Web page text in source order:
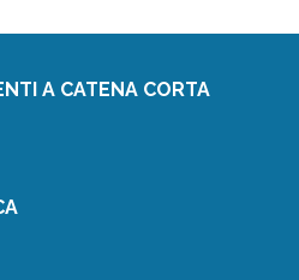
A CATENA CORTA